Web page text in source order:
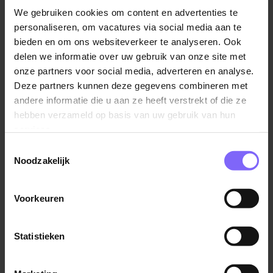
We gebruiken cookies om content en advertenties te
personaliseren, om vacatures via social media aan te
bieden en om ons websiteverkeer te analyseren. Ook
delen we informatie over uw gebruik van onze site met
onze partners voor social media, adverteren en analyse.
Deze partners kunnen deze gegevens combineren met
andere informatie die u aan ze heeft verstrekt of die ze
hebben verzameld op basis van uw gebruik van hun
Noodzakelijk
Voorkeuren
Statistieken
van structureel echoscopisch onderzoek (ETSEO en
TTSEO), het verrichten van pretecho's, het maken van
groei-echo's en dopplermetingen. Bij voorkeur kun je
ook gynaecologische echo's uitvoeren. Het uitvoeren
van de hierbij behorende administratieve
werkzaamheden behoort eveneens tot jouw taak.
Wat vragen we?
obstetrie en gynaecologie. Je bent in het bezit van
Je bent zelfstandig ingesteld maar ook een
Het contact met patiënten maakt sociale